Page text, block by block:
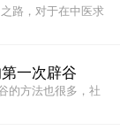
路，对于在中医求
一次辟谷
的方法也很多，社